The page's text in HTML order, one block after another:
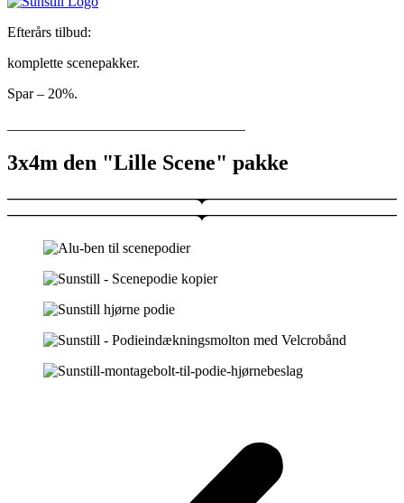
Efterårs tilbud:
komplette scenepakker.
Spar – 20%.
3x4m den "Lille Scene" pakke